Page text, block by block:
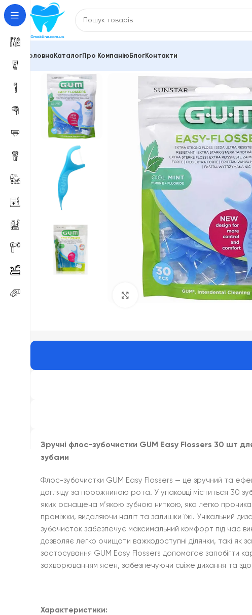
Головна КаталогПро КомпаніюБлогКонтакти
Click to enlarge
Зручні флос-зубочистки GUM Easy Flossers 30 шт
зубами
Флос-зубочистки GUM Easy Flossers — це зручний та
догляду за порожниною рота. У упаковці міститься 30
яких оснащена м’якою зубною ниткою, яка легко проникає
проміжки, видаляючи наліт та залишки їжі. Унікальний
зубочисток забезпечує максимальний комфорт під час
дозволяє легко очищати важкодоступні ділянки, такі як
застосування GUM Easy Flossers допомагає запобігти
захворюванням ясен, забезпечуючи свіже дихання та
Характеристики: